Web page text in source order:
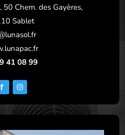
50 Chem. des Gayères,
Sablet
41 08 99